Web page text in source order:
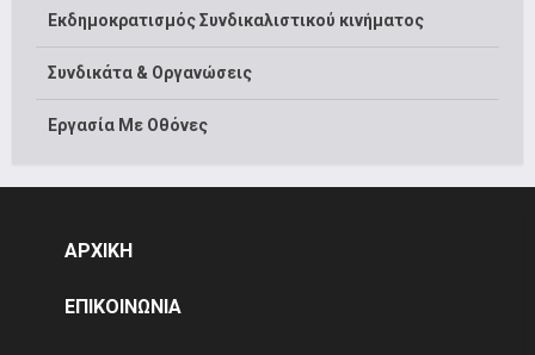
Εκδημοκρατισμός Συνδικαλιστικού κινήματος
Συνδικάτα & Οργανώσεις
Εργασία Με Οθόνες
ΑΡΧΙΚΗ
ΕΠΙΚΟΙΝΩΝΙΑ